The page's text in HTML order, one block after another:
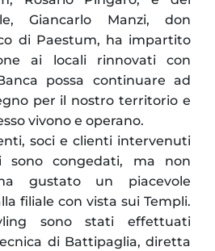
Giancarlo Manzi, don
di Paestum, ha impartito
ai locali rinnovati con
possa continuare ad
per il nostro territorio e
vivono e operano.
soci e clienti intervenuti
sono congedati, ma non
gustato un piacevole
filiale con vista sui Templi.
sono stati effettuati
di Battipaglia, diretta